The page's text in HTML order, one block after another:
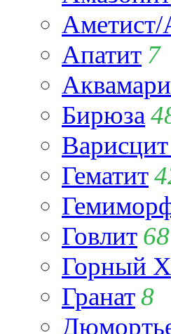
Апатит 7
Бирюза
Гематит
Говлит 68
Горный
Гранат8